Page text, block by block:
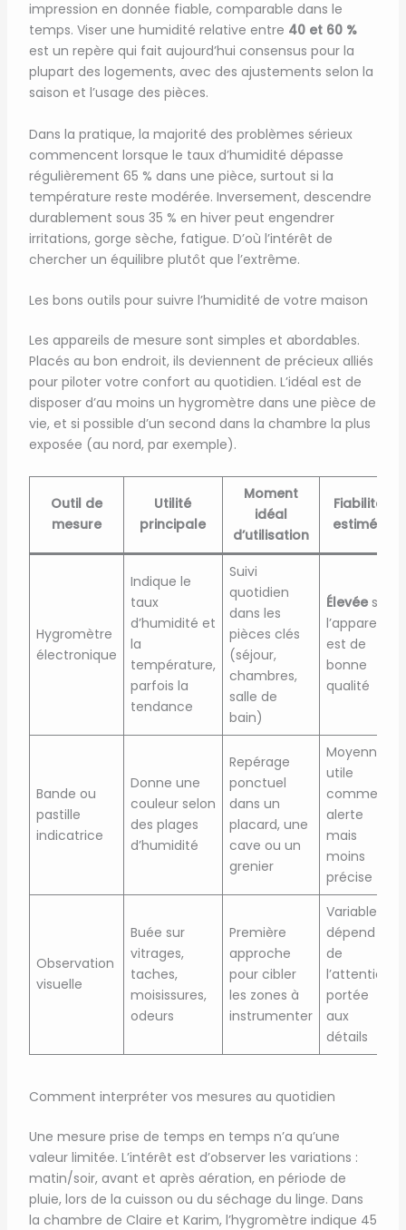
impression en donnée fiable, comparable dans le
temps. Viser une humidité relative entre 40 et 60 %
est un repère qui fait aujourd’hui consensus pour la
plupart des logements, avec des ajustements selon la
saison et l’usage des pièces.
Dans la pratique, la majorité des problèmes sérieux
commencent lorsque le taux d’humidité dépasse
régulièrement 65 % dans une pièce, surtout si la
température reste modérée. Inversement, descendre
durablement sous 35 % en hiver peut engendrer
irritations, gorge sèche, fatigue. D’où l’intérêt de
chercher un équilibre plutôt que l’extrême.
Les bons outils pour suivre l’humidité de votre maison
Les appareils de mesure sont simples et abordables.
Placés au bon endroit, ils deviennent de précieux alliés
pour piloter votre confort au quotidien. L’idéal est de
disposer d’au moins un hygromètre dans une pièce de
vie, et si possible d’un second dans la chambre la plus
exposée (au nord, par exemple).
Outil de
mesure
Utilité
principale
Moment
idéal
d’utilisation
Fiabilité
estimée
Hygromètre
électronique
Indique le
taux
d’humidité et
la
température,
parfois la
tendance
Suivi
quotidien
dans les
pièces clés
(séjour,
chambres,
salle de
bain)
Élevéesi
l’appareil
est de
bonne
qualité
Bande ou
pastille
indicatrice
Donne une
couleur selon
des plages
d’humidité
Repérage
ponctuel
dans un
placard, une
cave ou un
grenier
Moyenne,
utile
comme
alerte
mais
moins
précise
Observation
visuelle
Buée sur
vitrages,
taches,
moisissures,
odeurs
Première
approche
pour cibler
les zones à
instrumenter
Variable,
dépend
de
l’attention
portée
aux
détails
Comment interpréter vos mesures au quotidien
Une mesure prise de temps en temps n’a qu’une
valeur limitée. L’intérêt est d’observer les variations :
matin/soir, avant et après aération, en période de
pluie, lors de la cuisson ou du séchage du linge. Dans
la chambre de Claire et Karim, l’hygromètre indique 45